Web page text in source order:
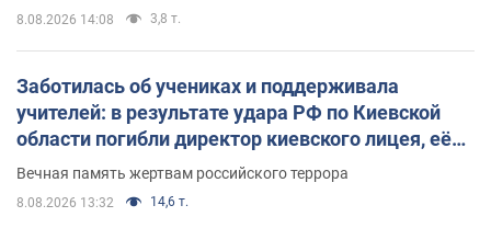
8.08.2026 14:08 3,8 т.
Заботилась об учениках и поддерживала
учителей: в результате удара РФ по Киевской
области погибли директор киевского лицея, её
муж и внук
Вечная память жертвам российского террора
8.08.2026 13:32 14,6 т.